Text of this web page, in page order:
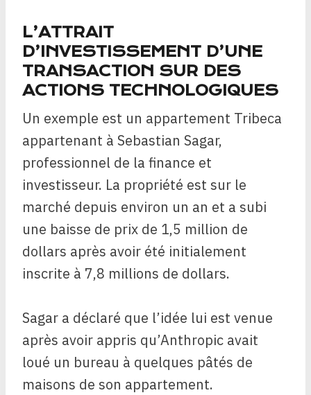
L’ATTRAIT
D’INVESTISSEMENT D’UNE
TRANSACTION SUR DES
ACTIONS TECHNOLOGIQUES
Un exemple est un appartement Tribeca
appartenant à Sebastian Sagar,
professionnel de la finance et
investisseur. La propriété est sur le
marché depuis environ un an et a subi
une baisse de prix de 1,5 million de
dollars après avoir été initialement
inscrite à 7,8 millions de dollars.
Sagar a déclaré que l’idée lui est venue
après avoir appris qu’Anthropic avait
loué un bureau à quelques pâtés de
maisons de son appartement.